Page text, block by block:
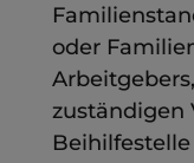
oder
zuständigen